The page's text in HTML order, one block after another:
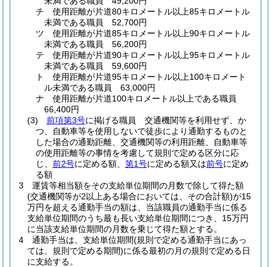
チ
使用距離が片道80キロメートル以上85キロメートル
未満である職員 52,700円
ツ
使用距離が片道85キロメートル以上90キロメートル
未満である職員 56,200円
テ
使用距離が片道90キロメートル以上95キロメートル
未満である職員 59,600円
ト
使用距離が片道95キロメートル以上100キロメート
ル未満である職員 63,000円
ナ
使用距離が片道100キロメートル以上である職員
66,400円
(3)
前項第3号に掲げる職員 交通機関等を利用せず、か
つ、自動車等を使用しないで徒歩により通勤するものと
した場合の通勤距離、交通機関等の利用距離、自動車等
の使用距離等の事情を考慮して規則で定める区分に応
じ、 前2号に定める額、 第1号に定める額又は前号に定め
る額
3
運賃等相当額をその支給単位期間の月数で除して得た額
(交通機関等が2以上ある場合においては、その合計額)が15
万円を超える通勤手当の額は、当該職員の通勤手当に係る
支給単位期間のうち最も長い支給単位期間につき、15万円
に当該支給単位期間の月数を乗じて得た額とする。
4
通勤手当は、支給単位期間(規則で定める通勤手当にあっ
ては、規則で定める期間)に係る最初の月の規則で定める日
に支給する。